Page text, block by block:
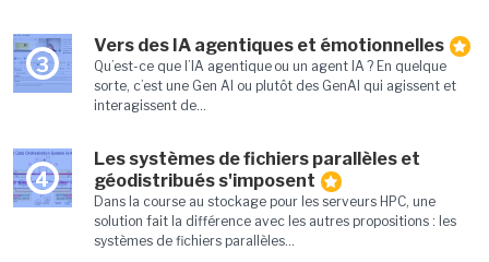
3
Vers des IA agentiques et émotionnelles
Qu’est-ce que l’IA agentique ou un agent IA ? En quelque
sorte, c’est une Gen AI ou plutôt des GenAI qui agissent et
interagissent de...
4
Les systèmes de fichiers parallèles et
géodistribués s'imposent
Dans la course au stockage pour les serveurs HPC, une
solution fait la différence avec les autres propositions : les
systèmes de fichiers parallèles...